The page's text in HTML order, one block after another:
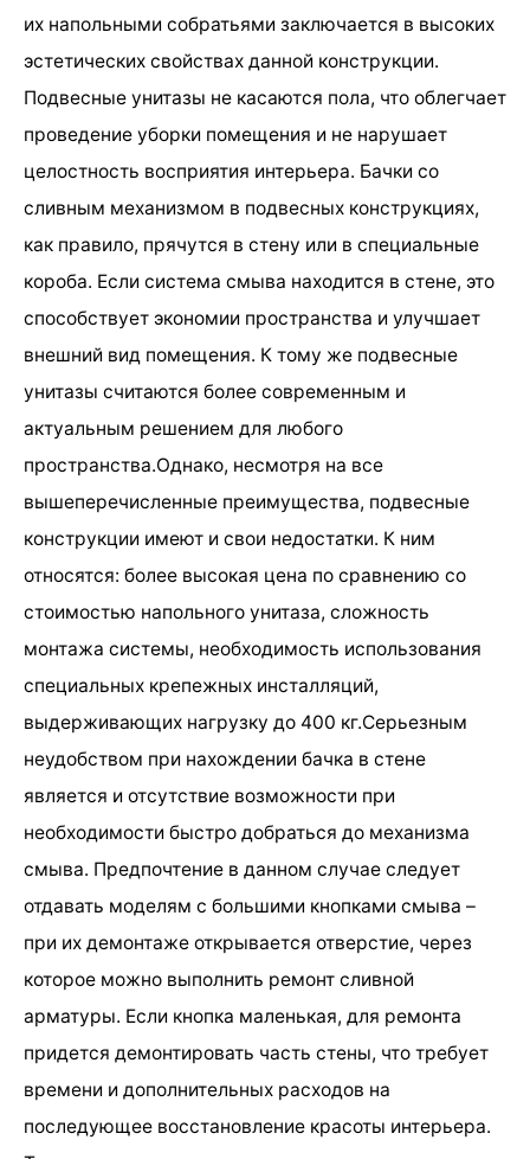
их напольными собратьями заключается в высоких
эстетических свойствах данной конструкции.
Подвесные унитазы не касаются пола, что облегчает
проведение уборки помещения и не нарушает
целостность восприятия интерьера. Бачки со
сливным механизмом в подвесных конструкциях,
как правило, прячутся в стену или в специальные
короба. Если система смыва находится в стене, это
способствует экономии пространства и улучшает
внешний вид помещения. К тому же подвесные
унитазы считаются более современным и
актуальным решением для любого
пространства.Однако, несмотря на все
вышеперечисленные преимущества, подвесные
конструкции имеют и свои недостатки. К ним
относятся: более высокая цена по сравнению со
стоимостью напольного унитаза, сложность
монтажа системы, необходимость использования
специальных крепежных инсталляций,
выдерживающих нагрузку до 400 кг.Серьезным
неудобством при нахождении бачка в стене
является и отсутствие возможности при
необходимости быстро добраться до механизма
смыва. Предпочтение в данном случае следует
отдавать моделям с большими кнопками смыва –
при их демонтаже открывается отверстие, через
которое можно выполнить ремонт сливной
арматуры. Если кнопка маленькая, для ремонта
придется демонтировать часть стены, что требует
времени и дополнительных расходов на
последующее восстановление красоты интерьера.